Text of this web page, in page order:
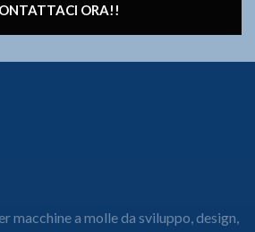
ORA!!
macchine a molle da sviluppo, design,